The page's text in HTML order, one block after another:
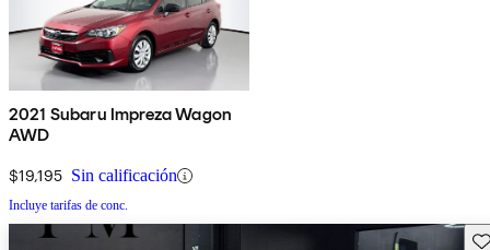
2021 Subaru Impreza Wagon
AWD
$19,195 Sin calificación
Incluye tarifas de conc.